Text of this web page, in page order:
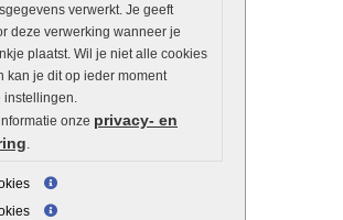
verwerkt. Je geeft
deze verwerking wanneer je
plaatst. Wil je niet alle cookies
kan je dit op ieder moment
onze privacy- en